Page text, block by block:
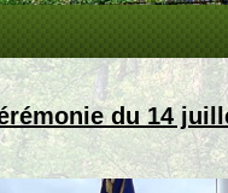
du 14